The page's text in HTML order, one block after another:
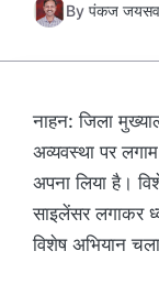
By पंकज
नाहन: जिला
अव्यवस्था पर
अपना लिया है।
साइलेंसर लगाकर
विशेष अभियान